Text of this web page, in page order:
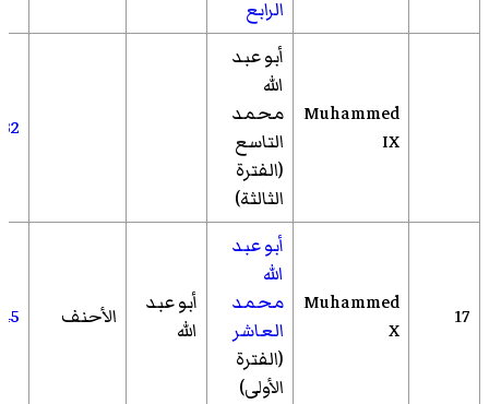
الرابع
Muhammed
IX
أبو عبد
الله
محمد
التاسع
(الفترة
الثالثة)
17
Muhammed
X
أبو عبد
الله
محمد
العاشر
(الفترة
الأولى)
أبو عبد
الله
الأحنف